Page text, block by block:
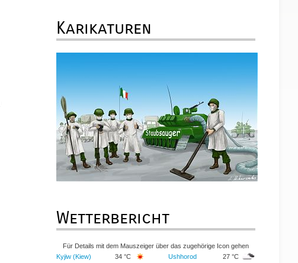
Karikaturen
Wetterbericht
Für Details mit dem Mauszeiger über das zugehörige Icon gehen
Kyjiw (Kiew)
34 °C Ushhorod 27 °C